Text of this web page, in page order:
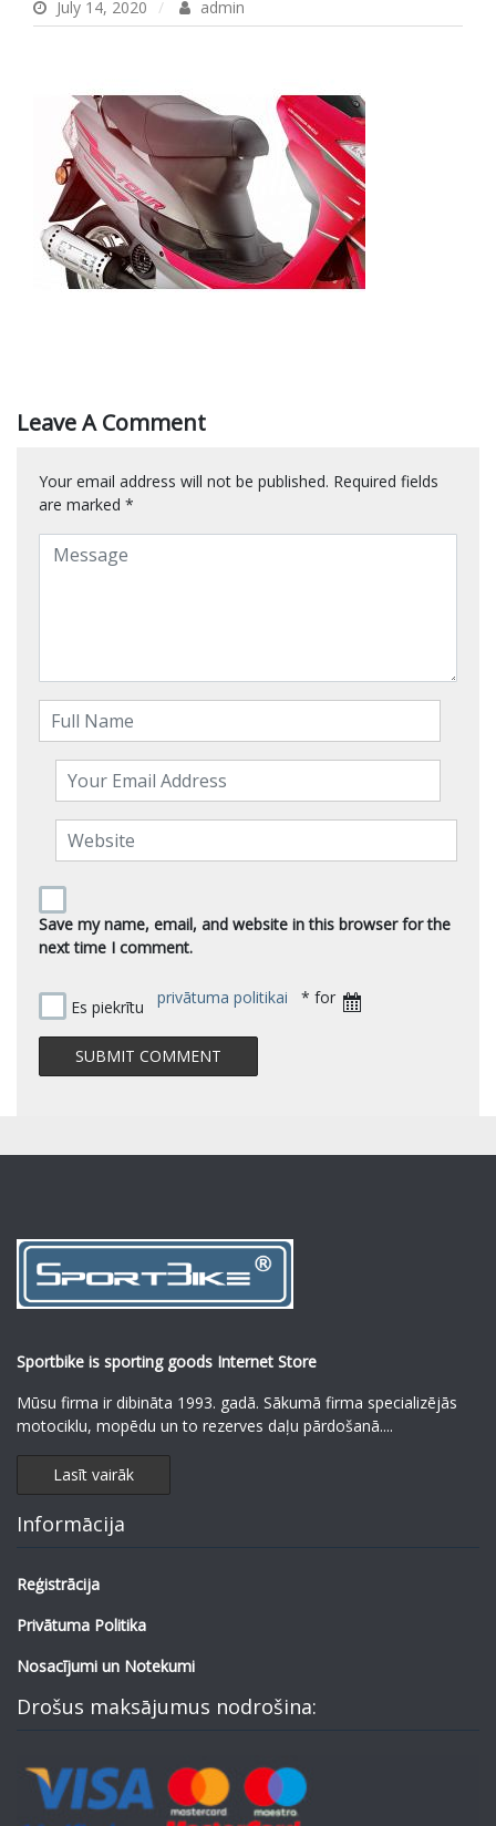
July 14, 2020 admin
Leave A Comment
Your email address will not be published. Required fields
are marked *
Save my name, email, and website in this browser for the
next time I comment.
Es piekrītu privātuma politikai * for
Sportbike is sporting goods Internet Store
Mūsu firma ir dibināta 1993. gadā. Sākumā firma specializējās
motociklu, mopēdu un to rezerves daļu pārdošanā....
Lasīt vairāk
Informācija
Reģistrācija
Privātuma Politika
Nosacījumi un Notekumi
Drošus maksājumus nodrošina: